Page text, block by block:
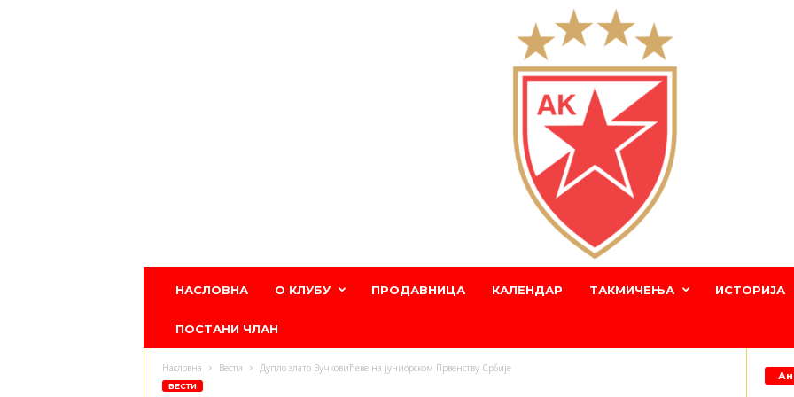
звезда
НАСЛОВНА О КЛУБУ ПРОДАВНИЦА КАЛЕНДАР ТАКМИЧЕЊА ИСТОРИЈА
ПОСТАНИ ЧЛАН
Насловна Вести Дупло злато Вучковићеве на јуниорском Првенству Србије
ВЕСТИ